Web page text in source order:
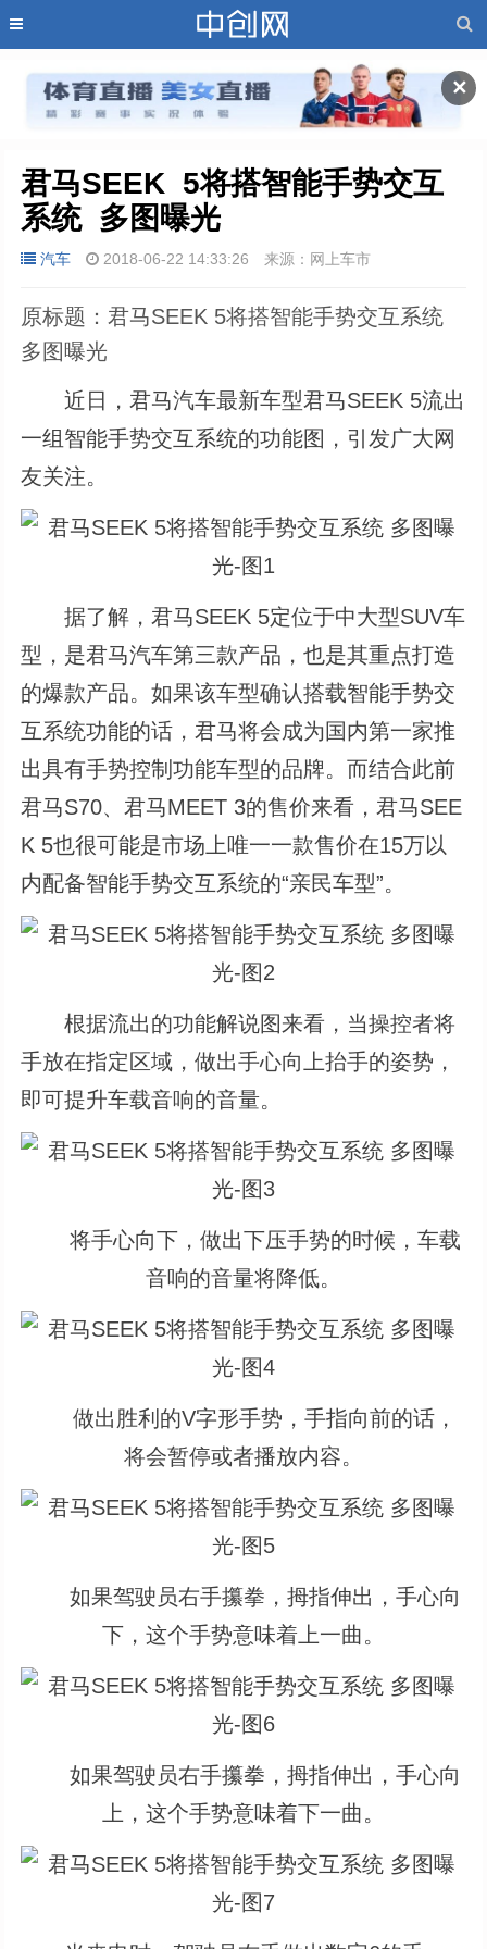
✕
君马SEEK  5将搭智能手势交互
系统  多图曝光
汽车 2018-06-22 14:33:26 来源：网上车市
原标题：君马SEEK 5将搭智能手势交互系统
多图曝光
近日，君马汽车最新车型君马SEEK 5流出
一组智能手势交互系统的功能图，引发广大网
友关注。
据了解，君马SEEK 5定位于中大型SUV车
型，是君马汽车第三款产品，也是其重点打造
的爆款产品。如果该车型确认搭载智能手势交
互系统功能的话，君马将会成为国内第一家推
出具有手势控制功能车型的品牌。而结合此前
君马S70、君马MEET 3的售价来看，君马SEE
K 5也很可能是市场上唯一一款售价在15万以
内配备智能手势交互系统的“亲民车型”。
根据流出的功能解说图来看，当操控者将
手放在指定区域，做出手心向上抬手的姿势，
即可提升车载音响的音量。
将手心向下，做出下压手势的时候，车载
音响的音量将降低。
做出胜利的V字形手势，手指向前的话，
将会暂停或者播放内容。
如果驾驶员右手攥拳，拇指伸出，手心向
下，这个手势意味着上一曲。
如果驾驶员右手攥拳，拇指伸出，手心向
上，这个手势意味着下一曲。